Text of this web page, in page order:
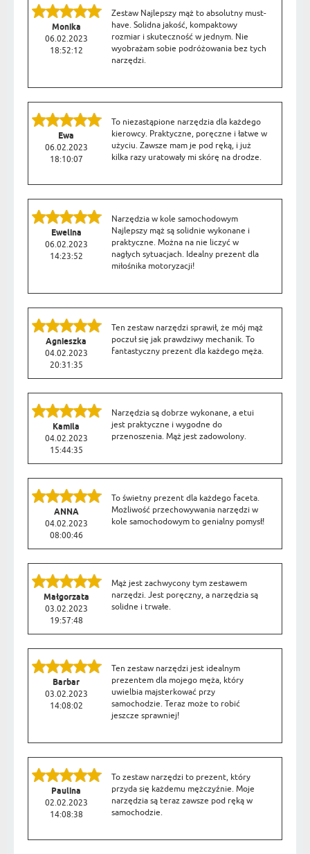
Monika
06.02.2023
18:52:12
Zestaw Najlepszy mąż to absolutny must-
have. Solidna jakość, kompaktowy
rozmiar i skuteczność w jednym. Nie
wyobrażam sobie podróżowania bez tych
narzędzi.
Ewa
06.02.2023
18:10:07
To niezastąpione narzędzia dla każdego
kierowcy. Praktyczne, poręczne i łatwe w
użyciu. Zawsze mam je pod ręką, i już
kilka razy uratowały mi skórę na drodze.
Ewelina
06.02.2023
14:23:52
Narzędzia w kole samochodowym
Najlepszy mąż są solidnie wykonane i
praktyczne. Można na nie liczyć w
nagłych sytuacjach. Idealny prezent dla
miłośnika motoryzacji!
Agnieszka
04.02.2023
20:31:35
Ten zestaw narzędzi sprawił, że mój mąż
poczuł się jak prawdziwy mechanik. To
fantastyczny prezent dla każdego męża.
Kamila
04.02.2023
15:44:35
Narzędzia są dobrze wykonane, a etui
jest praktyczne i wygodne do
przenoszenia. Mąż jest zadowolony.
ANNA
04.02.2023
08:00:46
To świetny prezent dla każdego faceta.
Możliwość przechowywania narzędzi w
kole samochodowym to genialny pomysł!
Małgorzata
03.02.2023
19:57:48
Mąż jest zachwycony tym zestawem
narzędzi. Jest poręczny, a narzędzia są
solidne i trwałe.
Barbar
03.02.2023
14:08:02
Ten zestaw narzędzi jest idealnym
prezentem dla mojego męża, który
uwielbia majsterkować przy
samochodzie. Teraz może to robić
jeszcze sprawniej!
Paulina
02.02.2023
14:08:38
To zestaw narzędzi to prezent, który
przyda się każdemu mężczyźnie. Moje
narzędzia są teraz zawsze pod ręką w
samochodzie.